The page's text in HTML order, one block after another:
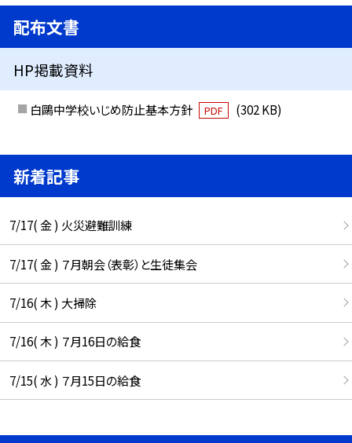
配布文書
HP掲載資料
白鷗中学校いじめ防止基本方針 PDF (302 KB)
新着記事
7/17( 金 ) 火災避難訓練
7/17( 金 ) ７月朝会（表彰）と生徒集会
7/16( 木 ) 大掃除
7/16( 木 ) ７月16日の給食
7/15( 水 ) ７月15日の給食